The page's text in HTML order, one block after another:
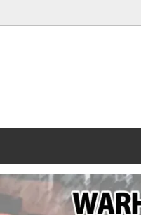
プレミアムショップ
。ゲームマーケット新作や
ウォーハンマー ウォークライ
GWSオンライン限定品
アシェット刊行 週刊ウォー
コンバットパトロールの発売日
週刊ウォーハンマーの発送につ